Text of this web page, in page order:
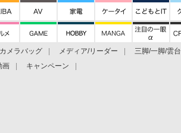
カメラバッグ メディア/リーダー 三脚/一脚/雲台
画 キャンペーン